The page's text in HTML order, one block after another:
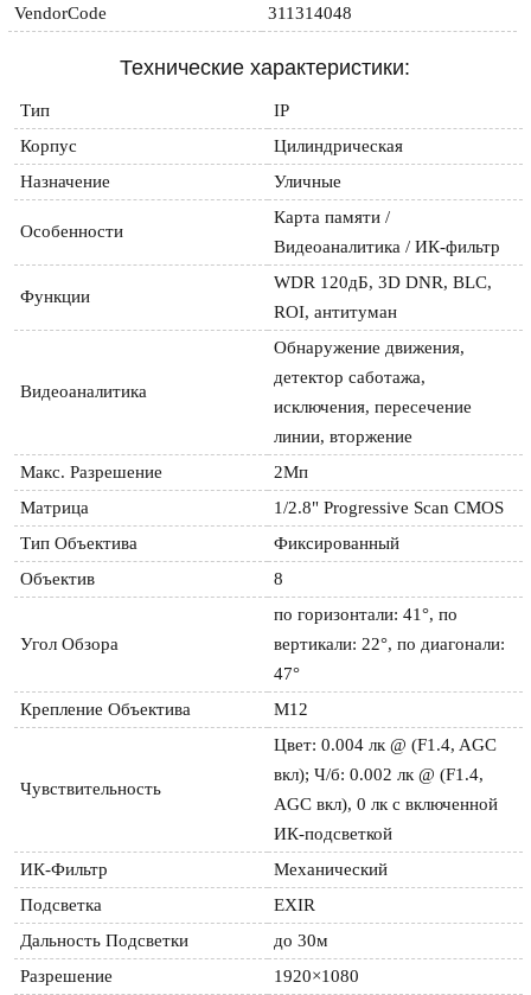
VendorCode
311314048
Технические характеристики:
Тип
IP
Корпус
Цилиндрическая
Назначение
Уличные
Особенности
Карта памяти /
Видеоаналитика / ИК-фильтр
Функции
WDR 120дБ, 3D DNR, BLC,
ROI, антитуман
Видеоаналитика
Обнаружение движения,
детектор саботажа,
исключения, пересечение
линии, вторжение
Макс. Разрешение
2Мп
Матрица
1/2.8" Progressive Scan CMOS
Тип Объектива
Фиксированный
Объектив
8
Угол Обзора
по горизонтали: 41°, по
вертикали: 22°, по диагонали:
47°
Крепление Объектива
М12
Чувствительность
Цвет: 0.004 лк @ (F1.4, AGC
вкл); Ч/б: 0.002 лк @ (F1.4,
AGC вкл), 0 лк с включенной
ИК-подсветкой
ИК-Фильтр
Механический
Подсветка
EXIR
Дальность Подсветки
до 30м
Разрешение
1920×1080